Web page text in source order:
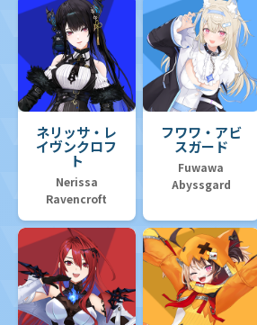
ネリッサ・レ
イヴンクロフ
ト
Nerissa
Ravencroft
フワワ・アビ
スガード
Fuwawa
Abyssgard